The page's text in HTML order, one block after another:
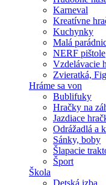
Karneval
Kreatívne
Kuchynky
Malá
NERF pištole
Vzdelávacie
Zvieratká,
Hráme sa von
Bublifuky
Hračky na
Jazdiace
Odrážadlá a
Sánky, boby
Šlapacie
Šport
Škola
Detská izba